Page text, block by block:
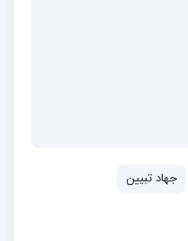
جهاد تبیین